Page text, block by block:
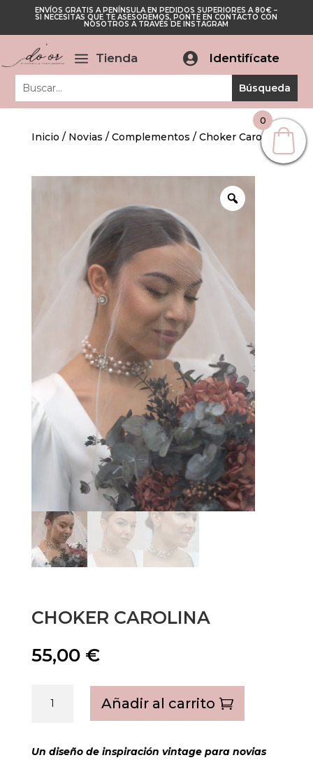
ENVÍOS GRATIS A PENÍNSULA EN PEDIDOS SUPERIORES A 80€ –
SI NECESITAS QUE TE ASESOREMOS, PONTE EN CONTACTO CON
NOSOTROS A TRAVÉS DE INSTAGRAM
a Tienda  Identifícate
Inicio / Novias / Complementos / Choker Carolina
CHOKER CAROLINA
55,00 €
Carolina
Añadir al carrito
Un diseño de inspiración vintage para novias
0